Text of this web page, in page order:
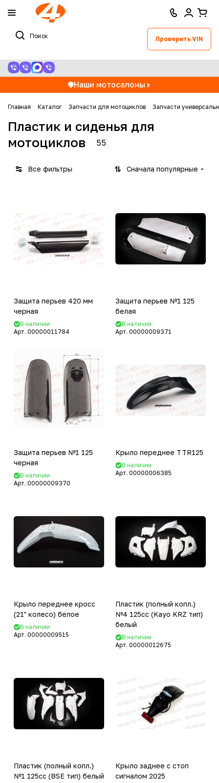
Проверить VIN
Наши мотосалоны
Главная Каталог Запчасти для мотоциклов Запчасти
Пластик и сиденья для
мотоциклов
55
Все фильтры Сначала популярные
Защита перьев 420 мм
черная
В наличии
Арт. 00000011784
Защита перьев №1 125
белая
В наличии
Арт. 00000009371
Защита перьев №1 125
черная
В наличии
Арт. 00000009370
Крыло переднее TTR125
В наличии
Арт. 00000006385
Крыло переднее кросс
(21" колесо) белое
В наличии
Арт. 00000009515
Пластик (полный копл.)
№4 125сс (Kayo KRZ тип)
белый
В наличии
Арт. 00000012675
Пластик (полный копл.)
№1 125сс (BSE тип) белый
Крыло заднее с стоп
сигналом 2025